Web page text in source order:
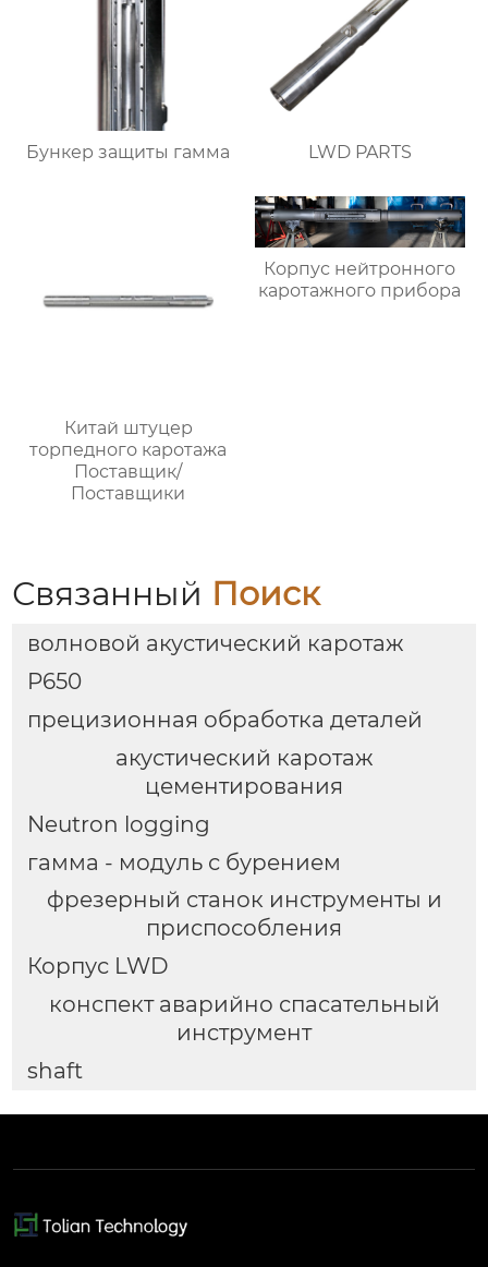
Бункер защиты гамма LWD PARTS
Китай штуцер
торпедного каротажа
Поставщик/
Поставщики
Корпус нейтронного
каротажного прибора
Связанный Поиск
волновой акустический каротаж
P650
прецизионная обработка деталей
акустический каротаж
цементирования
Neutron logging
гамма - модуль с бурением
фрезерный станок инструменты и
приспособления
Корпус LWD
конспект аварийно спасательный
инструмент
shaft